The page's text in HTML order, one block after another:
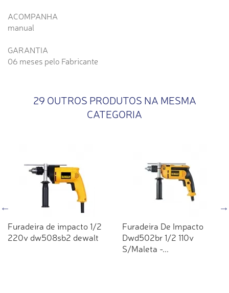
ACOMPANHA
manual
GARANTIA
06 meses pelo Fabricante
29 OUTROS PRODUTOS NA MESMA
CATEGORIA
Furadeira de impacto 1/2
220v dw508sb2 dewalt
Furadeira De Impacto
Dwd502br 1/2 110v
S/Maleta -...